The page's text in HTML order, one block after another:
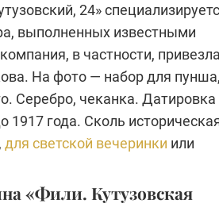
24»
выполненных известными
в частности,
На фото — набор для
Серебро, чеканка. Датировка
1917 года. Сколь
для светской вечеринки или
«Фили. Кутузовская